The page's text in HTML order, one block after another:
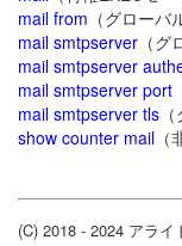
mail from （グローバ
mail smtpserver （
mail smtpserver
mail smtpserver port
mail smtpserver tls
show counter mail
(C) 2018 - 2024 アラ